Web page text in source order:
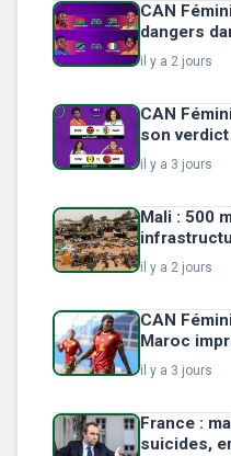
CAN
dangers
il y a 2 jours
CAN
son
il y a 3 jours
Mali : 500
il y a 2 jours
CAN
Maroc
il y a 3 jours
France :
suicides,